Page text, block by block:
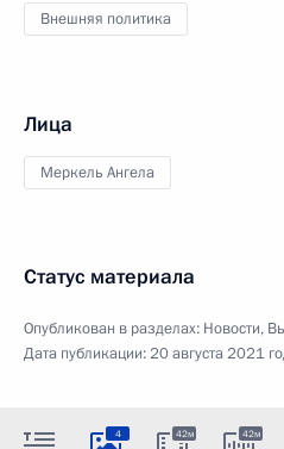
Внешняя политика
Лица
Меркель Ангела
Статус материала
Опубликован в разделах: Новости,
Дата публикации:20 августа 2021
4 42м 42м